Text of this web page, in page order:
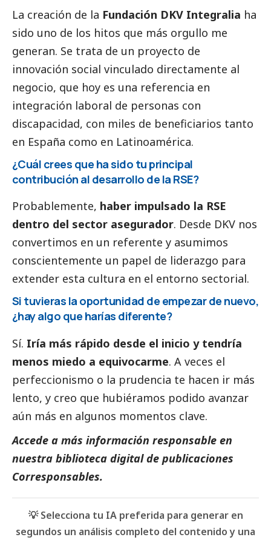
La creación de la Fundación DKV Integralia ha
sido uno de los hitos que más orgullo me
generan. Se trata de un proyecto de
innovación social vinculado directamente al
negocio, que hoy es una referencia en
integración laboral de personas con
discapacidad, con miles de beneficiarios tanto
en España como en Latinoamérica.
¿Cuál crees que ha sido tu principal
contribución al desarrollo de la RSE?
Probablemente, haber impulsado la RSE
dentro del sector asegurador. Desde DKV nos
convertimos en un referente y asumimos
conscientemente un papel de liderazgo para
extender esta cultura en el entorno sectorial.
Si tuvieras la oportunidad de empezar de nuevo,
¿hay algo que harías diferente?
Sí. Iría más rápido desde el inicio y tendría
menos miedo a equivocarme. A veces el
perfeccionismo o la prudencia te hacen ir más
lento, y creo que hubiéramos podido avanzar
aún más en algunos momentos clave.
Accede a más información responsable en
nuestra biblioteca digital de publicaciones
Corresponsables.
💡 Selecciona tu IA preferida para generar en
segundos un análisis completo del contenido y una